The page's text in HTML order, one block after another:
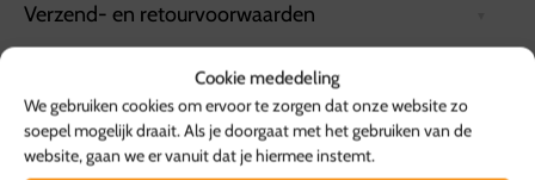
Cookie mededeling
We gebruiken cookies om ervoor te zorgen dat onze website zo
soepel mogelijk draait. Als je doorgaat met het gebruiken van de
website, gaan we er vanuit dat je hiermee instemt.
Te bestellen per portie van 250 gram. Vanaf 500
gram en wordt geleverd op 1 schaal.
Verzend- en retourvoorwaarden
Bezorgvoorwaarden:
Bestellingen kunnen tot 72 uur van tevoren via de
website worden geplaatst.
Bestellingen worden geleverd in een koelbox die